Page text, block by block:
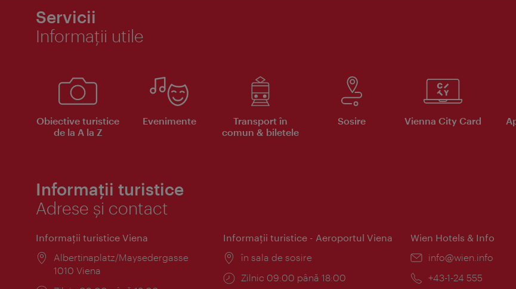
Servicii
Informaţii utile
Obiective turistice
de la A la Z
Evenimente
Transport în
comun & biletele
Sosire Vienna City Card
Informații turistice
Adrese și contact
Informaţii turistice Viena
Locul:
Albertinaplatz/Maysedergasse
1010 Viena
Informaţii turistice - Aeroportul Viena
Locul:
în sala de sosire
Program:
Zilnic 09:00 până 18:00
Wien Hotels & Info
E-
info@wien.info
Telefon:
+43-1-24 555